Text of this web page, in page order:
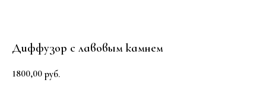
Диффузор с лавовым камнем
1800,00 руб.